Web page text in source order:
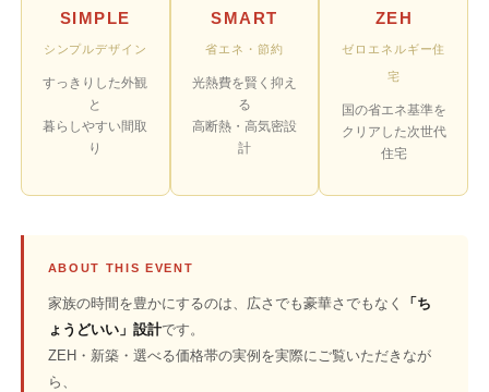
SIMPLE
シンプルデザイン
すっきりした外観
と
暮らしやすい間取
り
SMART
省エネ・節約
光熱費を賢く抑え
る
高断熱・高気密設
計
ZEH
ゼロエネルギー住
宅
国の省エネ基準を
クリアした次世代
住宅
ABOUT THIS EVENT
家族の時間を豊かにするのは、広さでも豪華さでもなく
「ち
ょうどいい」設計です。
ZEH・新築・選べる価格帯の実例を実際にご覧いただきなが
ら、